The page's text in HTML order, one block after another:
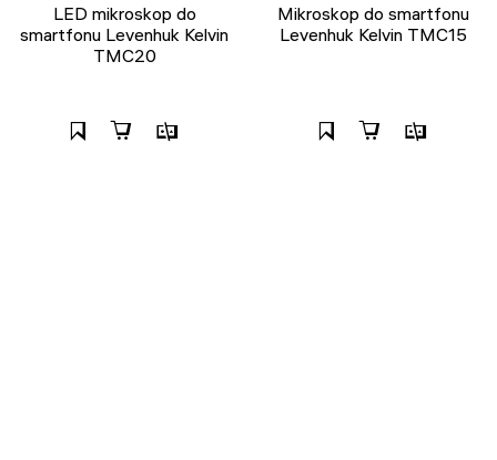
LED mikroskop do
smartfonu Levenhuk Kelvin
TMC20
Mikroskop do smartfonu
Levenhuk Kelvin TMC15